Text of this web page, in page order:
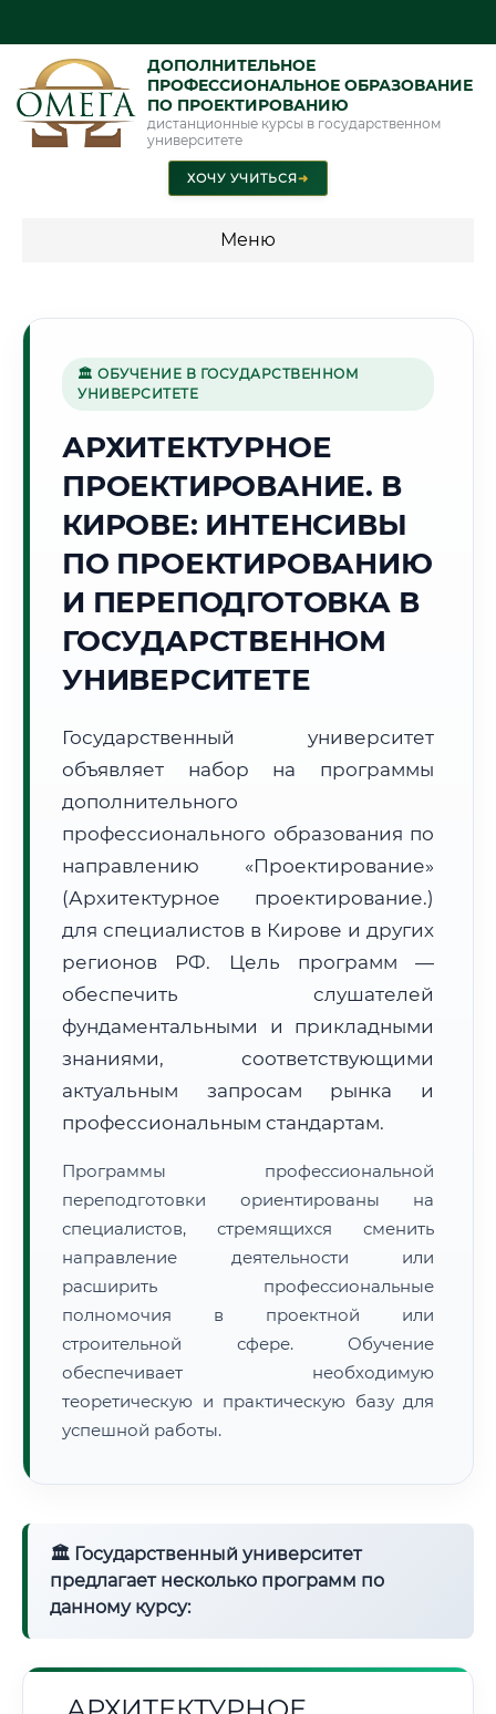
ДОПОЛНИТЕЛЬНОЕ
ПРОФЕССИОНАЛЬНОЕ ОБРАЗОВАНИЕ
ПО ПРОЕКТИРОВАНИЮ
дистанционные курсы в государственном
университете
ХОЧУ УЧИТЬСЯ➜
Меню
🌲
Г. КИРОВ
10:13:21
2026 г.
Погода в г. Киров:⛅ +12°C ,Переменная облачность
🌅 Восход:03:50
📍 Региональная справка
Субъект:
Тел. код:
+7 (8332)
Почтовые индексы:
610000–610999
Часовой пояс:
МСК (UTC+3)
🗺️ Зона обслуживания: г. Киров
• Маршрут транзита:
• Экспресс-доставка СДЭК / Почтой:
3–5 рабочих дней
📜 Документы и аккредитация ФИС ФРДО
Нажмите на документ для увеличения и просмотра
🏛 ОБУЧЕНИЕ В ГОСУДАРСТВЕННОМ
УНИВЕРСИТЕТЕ
АРХИТЕКТУРНОЕ
ПРОЕКТИРОВАНИЕ. В
КИРОВЕ: ИНТЕНСИВЫ
ПО ПРОЕКТИРОВАНИЮ
И ПЕРЕПОДГОТОВКА В
ГОСУДАРСТВЕННОМ
УНИВЕРСИТЕТЕ
Государственный университет
объявляет набор на программы
дополнительного
профессионального образования по
направлению «Проектирование»
(Архитектурное проектирование.)
для специалистов в Кирове и других
регионов РФ. Цель программ —
обеспечить слушателей
фундаментальными и прикладными
знаниями, соответствующими
актуальным запросам рынка и
профессиональным стандартам.
Программы профессиональной
переподготовки ориентированы на
специалистов, стремящихся сменить
направление деятельности или
расширить профессиональные
полномочия в проектной или
строительной сфере. Обучение
обеспечивает необходимую
теоретическую и практическую базу для
успешной работы.
🏛 Государственный университет
предлагает несколько программ по
данному курсу: